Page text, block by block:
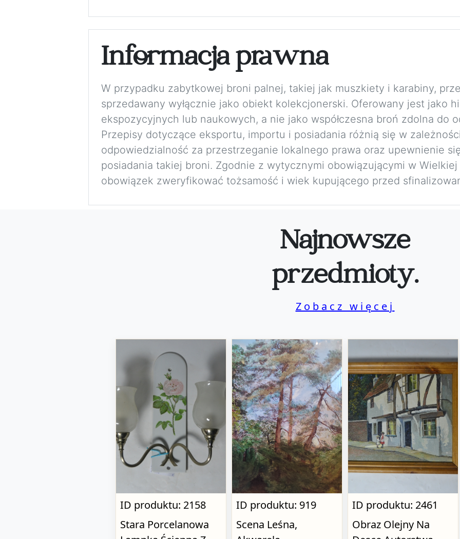
Informacja prawna
W przypadku zabytkowej broni palnej, takiej jak muszkiety i karabiny,
sprzedawany wyłącznie jako obiekt kolekcjonerski. Oferowany jest jako
ekspozycyjnych lub naukowych, a nie jako współczesna broń zdolna do
Przepisy dotyczące eksportu, importu i posiadania różnią się w
odpowiedzialność za przestrzeganie lokalnego prawa oraz upewnienie
posiadania takiej broni. Zgodnie z wytycznymi obowiązującymi w
obowiązek zweryfikować tożsamość i wiek kupującego przed
Najnowsze
przedmioty.
Zobacz więcej
ID produktu: 2158
Stara Porcelanowa
ID produktu: 919
Scena Leśna,
ID produktu: 2461
Obraz Olejny Na